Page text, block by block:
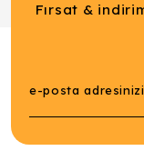
Fırsat &